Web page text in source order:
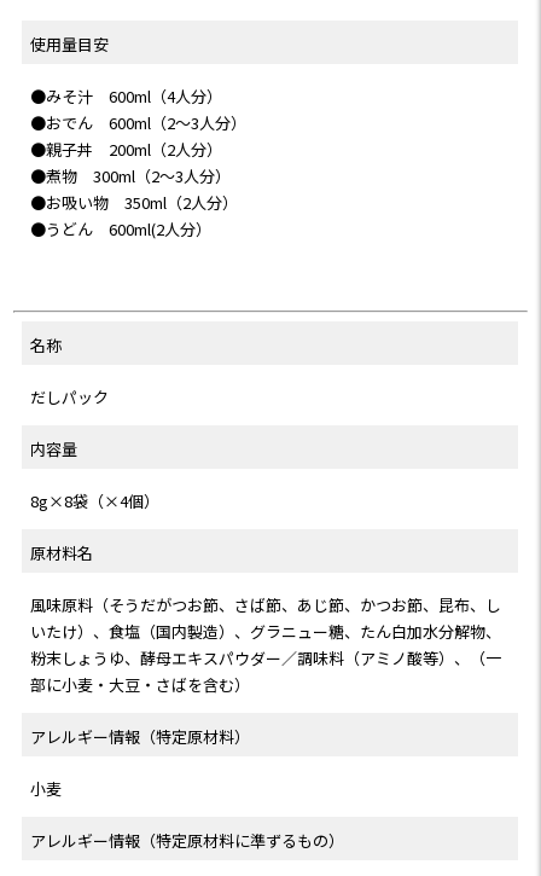
使用量目安
●みそ汁 600ml（4人分）
●おでん 600ml（2〜3人分）
●親子丼 200ml（2人分）
●煮物 300ml（2〜3人分）
●お吸い物 350ml（2人分）
●うどん 600ml(2人分）
名称
だしパック
内容量
8g×8袋（×4個）
原材料名
風味原料（そうだがつお節、さば節、あじ節、かつお節、昆布、し
いたけ）、食塩（国内製造）、グラニュー糖、たん白加水分解物、
粉末しょうゆ、酵母エキスパウダー／調味料（アミノ酸等）、（一
部に小麦・大豆・さばを含む）
アレルギー情報（特定原材料）
小麦
アレルギー情報（特定原材料に準ずるもの）